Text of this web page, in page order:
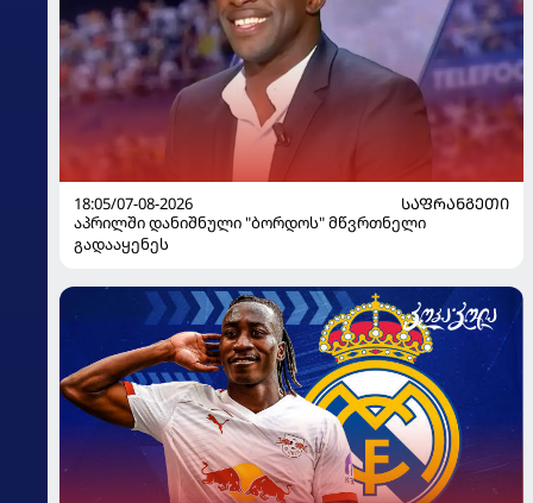
18:05/07-08-2026
ᲡᲐᲤᲠᲐᲜᲒᲔᲗᲘ
აპრილში დანიშნული "ბორდოს" მწვრთნელი
გადააყენეს